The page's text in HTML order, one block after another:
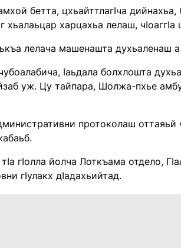
бетта, цхьайттлагIча
хьалаьцар харцахьа лелаш,
лелача машенашта духьаленаш
Iаьдала болхлошта
уж. Цу тайпара, Шолжа-пхье
протоколаш оттаяьй
гIолла йолча Лоткъама отдело,
гIулакх дIадахьийтад.